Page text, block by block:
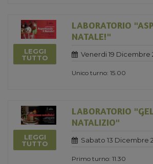
LEGGI
TUTTO
LABORATORIO
NATALE!"
Venerdi 19 Dicembre
Unico turno: 15.00
LEGGI
TUTTO
LABORATORIO
NATALIZIO"
Sabato 13 Dicembre
Primo turno: 11.30